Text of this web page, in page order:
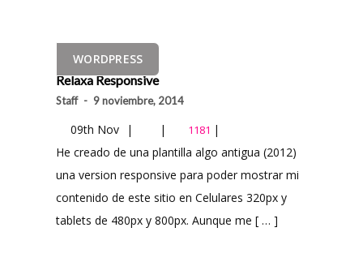
WORDPRESS
Relaxa Responsive
Staff - 9 noviembre, 2014
09th Nov | | 1181 |
He creado de una plantilla algo antigua (2012)
una version responsive para poder mostrar mi
contenido de este sitio en Celulares 320px y
tablets de 480px y 800px. Aunque me [ … ]